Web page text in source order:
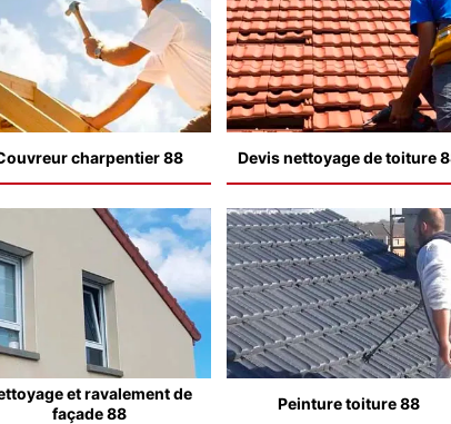
charpentier 88 Devis nettoyage de toiture
et ravalement de
façade 88
Peinture toiture 88